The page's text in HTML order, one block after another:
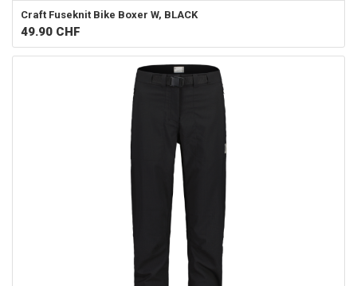
Craft Fuseknit Bike Boxer W, BLACK
49.90 CHF